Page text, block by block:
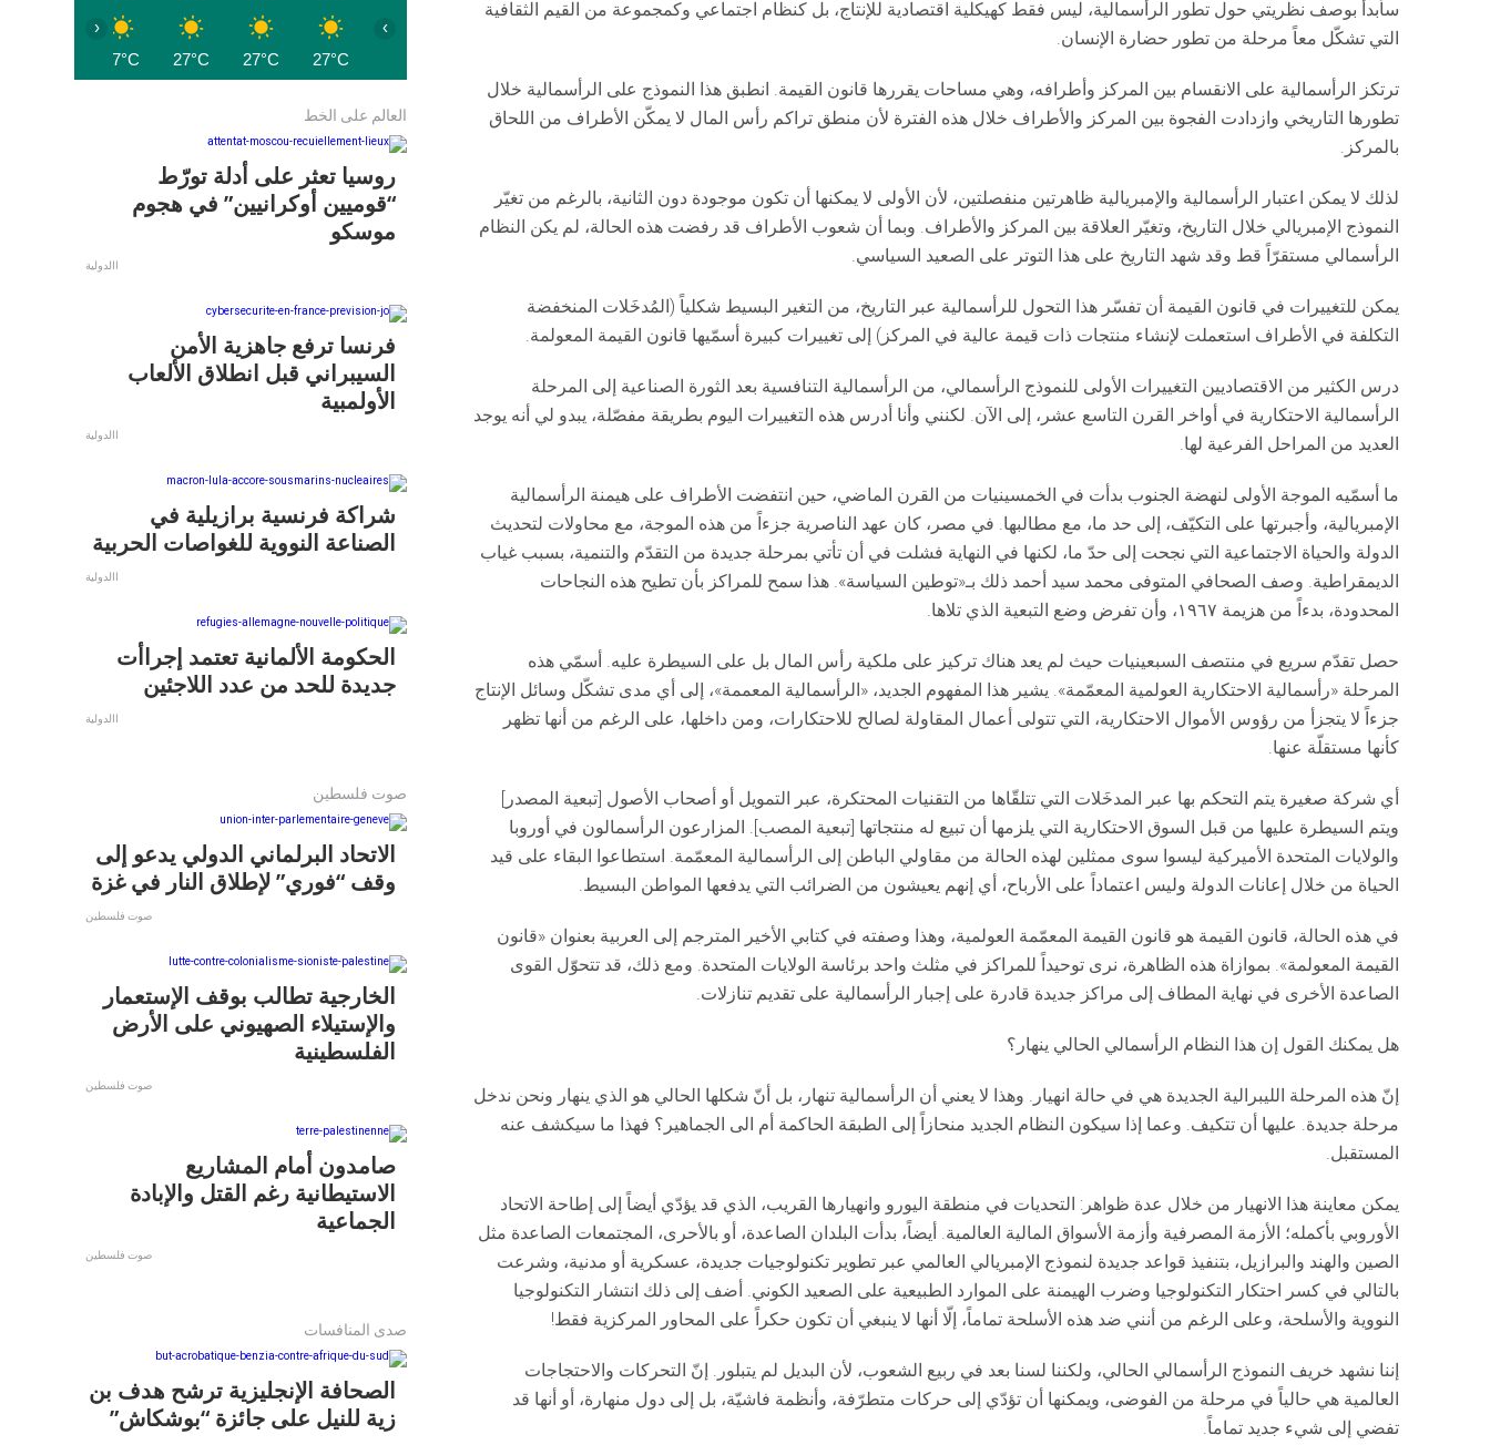
سأبدأ بوصف نظريتي حول تطور الرأسمالية، ليس فقط كهيكلية اقتصادية للإنتاج، بل كنظام اجتماعي وكمجموعة من القيم الثقافية
التي تشكّل معاً مرحلة من تطور حضارة الإنسان.
ترتكز الرأسمالية على الانقسام بين المركز وأطرافه، وهي مساحات يقررها قانون القيمة. انطبق هذا النموذج على الرأسمالية خلال
تطورها التاريخي وازدادت الفجوة بين المركز والأطراف خلال هذه الفترة لأن منطق تراكم رأس المال لا يمكّن الأطراف من اللحاق
بالمركز.
لذلك لا يمكن اعتبار الرأسمالية والإمبريالية ظاهرتين منفصلتين، لأن الأولى لا يمكنها أن تكون موجودة دون الثانية، بالرغم من تغيّر
النموذج الإمبريالي خلال التاريخ، وتغيّر العلاقة بين المركز والأطراف. وبما أن شعوب الأطراف قد رفضت هذه الحالة، لم يكن النظام
الرأسمالي مستقرّاً قط وقد شهد التاريخ على هذا التوتر على الصعيد السياسي.
يمكن للتغييرات في قانون القيمة أن تفسّر هذا التحول للرأسمالية عبر التاريخ، من التغير البسيط شكلياً (المُدخَلات المنخفضة
التكلفة في الأطراف استعملت لإنشاء منتجات ذات قيمة عالية في المركز) إلى تغييرات كبيرة أسمّيها قانون القيمة المعولمة.
درس الكثير من الاقتصاديين التغييرات الأولى للنموذج الرأسمالي، من الرأسمالية التنافسية بعد الثورة الصناعية إلى المرحلة
الرأسمالية الاحتكارية في أواخر القرن التاسع عشر، إلى الآن. لكنني وأنا أدرس هذه التغييرات اليوم بطريقة مفصّلة، يبدو لي أنه يوجد
العديد من المراحل الفرعية لها.
ما أسمّيه الموجة الأولى لنهضة الجنوب بدأت في الخمسينيات من القرن الماضي، حين انتفضت الأطراف على هيمنة الرأسمالية
الإمبريالية، وأجبرتها على التكيّف، إلى حد ما، مع مطالبها. في مصر، كان عهد الناصرية جزءاً من هذه الموجة، مع محاولات لتحديث
الدولة والحياة الاجتماعية التي نجحت إلى حدّ ما، لكنها في النهاية فشلت في أن تأتي بمرحلة جديدة من التقدّم والتنمية، بسبب غياب
الديمقراطية. وصف الصحافي المتوفى محمد سيد أحمد ذلك بـ«توطين السياسة». هذا سمح للمراكز بأن تطيح هذه النجاحات
المحدودة، بدءاً من هزيمة ١٩٦٧، وأن تفرض وضع التبعية الذي تلاها.
حصل تقدّم سريع في منتصف السبعينيات حيث لم يعد هناك تركيز على ملكية رأس المال بل على السيطرة عليه. أسمّي هذه
المرحلة «رأسمالية الاحتكارية العولمية المعمّمة». يشير هذا المفهوم الجديد، «الرأسمالية المعممة»، إلى أي مدى تشكّل وسائل الإنتاج
جزءاً لا يتجزأ من رؤوس الأموال الاحتكارية، التي تتولى أعمال المقاولة لصالح للاحتكارات، ومن داخلها، على الرغم من أنها تظهر
كأنها مستقلّة عنها.
أي شركة صغيرة يتم التحكم بها عبر المدخَلات التي تتلقّاها من التقنيات المحتكرة، عبر التمويل أو أصحاب الأصول [تبعية المصدر]
ويتم السيطرة عليها من قبل السوق الاحتكارية التي يلزمها أن تبيع له منتجاتها [تبعية المصب]. المزارعون الرأسمالون في أوروبا
والولايات المتحدة الأميركية ليسوا سوى ممثلين لهذه الحالة من مقاولي الباطن إلى الرأسمالية المعمّمة. استطاعوا البقاء على قيد
الحياة من خلال إعانات الدولة وليس اعتماداً على الأرباح، أي إنهم يعيشون من الضرائب التي يدفعها المواطن البسيط.
في هذه الحالة، قانون القيمة هو قانون القيمة المعمّمة العولمية، وهذا وصفته في كتابي الأخير المترجم إلى العربية بعنوان «قانون
القيمة المعولمة». بموازاة هذه الظاهرة، نرى توحيداً للمراكز في مثلث واحد برئاسة الولايات المتحدة. ومع ذلك، قد تتحوّل القوى
الصاعدة الأخرى في نهاية المطاف إلى مراكز جديدة قادرة على إجبار الرأسمالية على تقديم تنازلات.
هل يمكنك القول إن هذا النظام الرأسمالي الحالي ينهار؟
إنّ هذه المرحلة الليبرالية الجديدة هي في حالة انهيار. وهذا لا يعني أن الرأسمالية تنهار، بل أنّ شكلها الحالي هو الذي ينهار ونحن ندخل
مرحلة جديدة. عليها أن تتكيف. وعما إذا سيكون النظام الجديد منحازاً إلى الطبقة الحاكمة أم الى الجماهير؟ فهذا ما سيكشف عنه
المستقبل.
يمكن معاينة هذا الانهيار من خلال عدة ظواهر: التحديات في منطقة اليورو وانهيارها القريب، الذي قد يؤدّي أيضاً إلى إطاحة الاتحاد
الأوروبي بأكمله؛ الأزمة المصرفية وأزمة الأسواق المالية العالمية. أيضاً، بدأت البلدان الصاعدة، أو بالأحرى، المجتمعات الصاعدة مثل
الصين والهند والبرازيل، بتنفيذ قواعد جديدة لنموذج الإمبريالي العالمي عبر تطوير تكنولوجيات جديدة، عسكرية أو مدنية، وشرعت
بالتالي في كسر احتكار التكنولوجيا وضرب الهيمنة على الموارد الطبيعية على الصعيد الكوني. أضف إلى ذلك انتشار التكنولوجيا
النووية والأسلحة، وعلى الرغم من أنني ضد هذه الأسلحة تماماً، إلّا أنها لا ينبغي أن تكون حكراً على المحاور المركزية فقط!
إننا نشهد خريف النموذج الرأسمالي الحالي، ولكننا لسنا بعد في ربيع الشعوب، لأن البديل لم يتبلور. إنّ التحركات والاحتجاجات
العالمية هي حالياً في مرحلة من الفوضى، ويمكنها أن تؤدّي إلى حركات متطرّفة، وأنظمة فاشيّة، بل إلى دول منهارة، أو أنها قد
تفضي إلى شيء جديد تماماً.
27°C
27°C
27°C
27°C
‹ ›
العالم على الخط
روسيا تعثر على أدلة تورّط
“قوميين أوكرانيين” في هجوم
موسكو
االدولية
فرنسا ترفع جاهزية الأمن
السيبراني قبل انطلاق الألعاب
الأولمبية
االدولية
شراكة فرنسية برازيلية في
الصناعة النووية للغواصات الحربية
االدولية
الحكومة الألمانية تعتمد إجراأت
جديدة للحد من عدد اللاجئين
االدولية
صوت فلسطين
الاتحاد البرلماني الدولي يدعو إلى
وقف “فوري” لإطلاق النار في غزة
صوت فلسطين
الخارجية تطالب بوقف الإستعمار
والإستيلاء الصهيوني على الأرض
الفلسطينية
صوت فلسطين
صامدون أمام المشاريع
الاستيطانية رغم القتل والإبادة
الجماعية
صوت فلسطين
صدى المنافسات
الصحافة الإنجليزية ترشح هدف بن
زية للنيل على جائزة “بوشكاش”